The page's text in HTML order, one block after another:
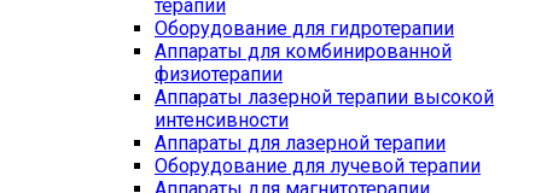
терапии
Оборудование для гидротерапии
Аппараты для комбинированной
физиотерапии
Аппараты лазерной терапии высокой
интенсивности
Аппараты для лазерной терапии
Оборудование для лучевой терапии